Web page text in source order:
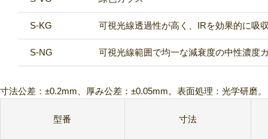
S-KG 可視光線透過性が高く、IRを効果的に吸
S-NG 可視光線範囲で均一な減衰度の中性濃度
寸法公差：±0.2mm、厚み公差：±0.05mm。表面処理：光学研磨。
型番 寸法